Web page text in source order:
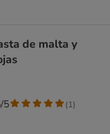
de malta y
5 (1)